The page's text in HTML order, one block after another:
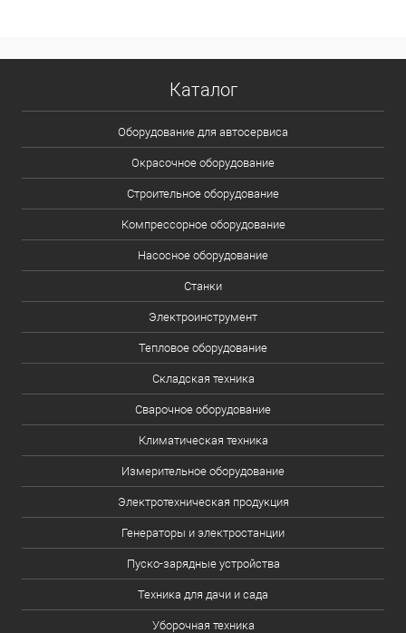
Каталог
Оборудование для автосервиса
Окрасочное оборудование
Строительное оборудование
Компрессорное оборудование
Насосное оборудование
Станки
Электроинструмент
Тепловое оборудование
Складская техника
Сварочное оборудование
Климатическая техника
Измерительное оборудование
Электротехническая продукция
Генераторы и электростанции
Пуско-зарядные устройства
Техника для дачи и сада
Уборочная техника